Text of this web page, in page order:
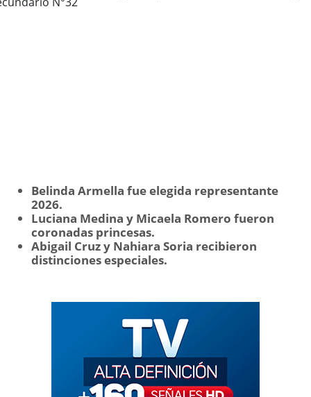
Belinda Armella fue elegida representante
2026.
Luciana Medina y Micaela Romero fueron
coronadas princesas.
Abigail Cruz y Nahiara Soria recibieron
distinciones especiales.